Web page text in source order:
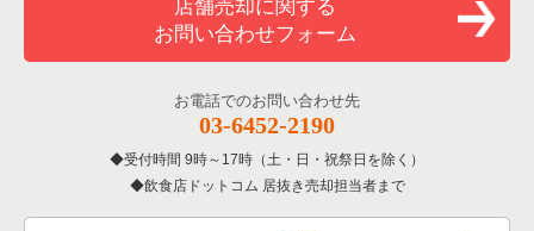
店舗売却に関する
お問い合わせフォーム
お電話でのお問い合わせ先
03-6452-2190
受付時間 9時～17時（土・日・祝祭日を除く）
飲食店ドットコム 居抜き売却担当者まで